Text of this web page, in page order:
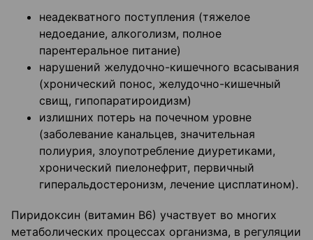
неадекватного поступления (тяжелое
недоедание, алкоголизм, полное
парентеральное питание)
нарушений желудочно-кишечного всасывания
(хронический понос, желудочно-кишечный
свищ, гипопаратироидизм)
излишних потерь на почечном уровне
(заболевание канальцев, значительная
полиурия, злоупотребление диуретиками,
хронический пиелонефрит, первичный
гиперальдостеронизм, лечение цисплатином).
Пиридоксин (витамин В6) участвует во многих
метаболических процессах организма, в регуляции